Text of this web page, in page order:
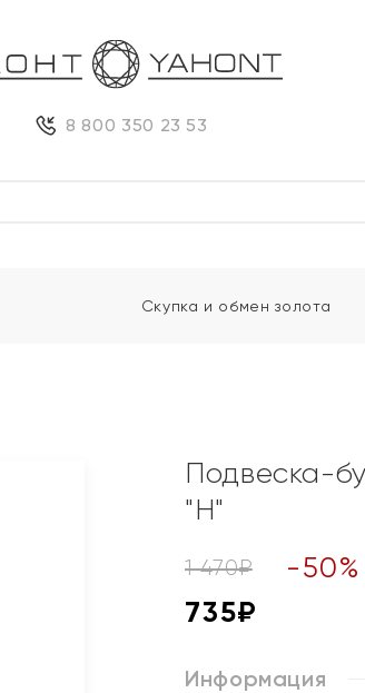
8 800 350 23 53
Скупка и обмен золота
Подвеска-
"Н"
1 470₽ -50%
735₽
Информация